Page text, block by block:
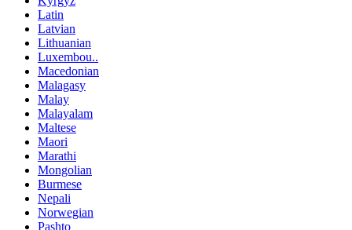
Latin
Latvian
Lithuanian
Luxembou..
Macedonian
Malagasy
Malay
Malayalam
Maltese
Maori
Marathi
Mongolian
Burmese
Nepali
Norwegian
Pashto